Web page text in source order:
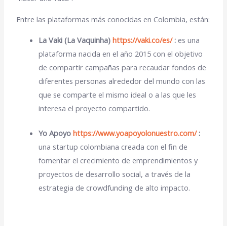
Entre las plataformas más conocidas en Colombia, están:
La Vaki (La Vaquinha)https://vaki.co/es/: es una
plataforma nacida en el año 2015 con el objetivo
de compartir campañas para recaudar fondos de
diferentes personas alrededor del mundo con las
que se comparte el mismo ideal o a las que les
interesa el proyecto compartido.
Yo Apoyohttps://www.yoapoyolonuestro.com/:
una startup colombiana creada con el fin de
fomentar el crecimiento de emprendimientos y
proyectos de desarrollo social, a través de la
estrategia de crowdfunding de alto impacto.